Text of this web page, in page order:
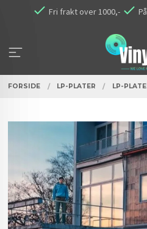
Fri frakt over 1000,-
FORSIDE LP-PLATER LP-